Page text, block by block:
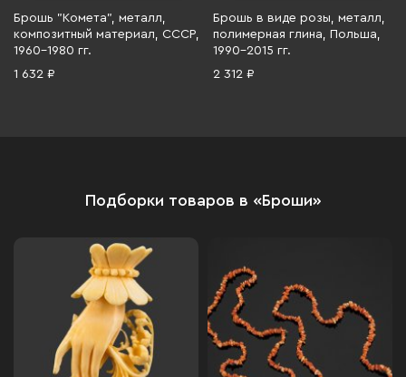
Брошь "Комета", металл,
композитный материал, СССР,
1960-1980 гг.
1 632 ₽
Брошь в виде розы, металл,
полимерная глина, Польша,
1990-2015 гг.
2 312 ₽
Подборки товаров в «Броши»